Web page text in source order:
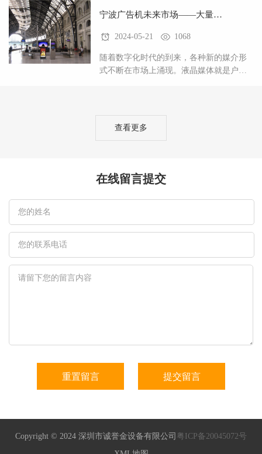
挑剔问题。好的
宁波广告机未来市场——大量需
求好的外壳
2024-05-21 1068
随着数字化时代的到来，各种新的媒介形
式不断在市场上涌现。液晶媒体就是户外
查看更多
在线留言提交
Copyright © 2024 深圳市诚誉金设备有限公司 粤ICP备20045072号